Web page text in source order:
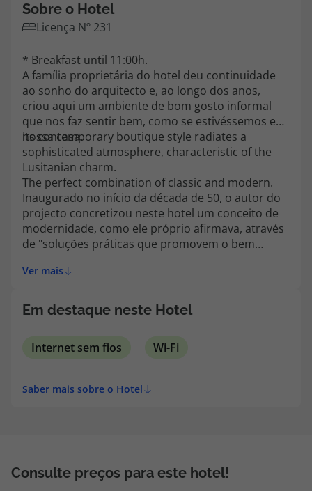
Apoio ao cliente no Estrangeiro
Custo de uma chamada para a rede fixa nacional.
A sua agência de viagens Top Atlântico tem a preocupação de estar
sempre mais perto de si, para maior comodidade e total facilidade
na marcação das suas viagens, tem ainda ao seu dispor o nosso call
center a funcionar todos os dias úteis das 10:00 às 20:00 e Sábado
das 10:00 às 14:00.
topatlantico@topatlantico.com
Sobre o Hotel
Licença Nº 231
* Breakfast until 11:00h.
A família proprietária do hotel deu continuidade
ao sonho do arquitecto e, ao longo dos anos,
criou aqui um ambiente de bom gosto informal
que nos faz sentir bem, como se estivéssemos em
nossa casa.
Its contemporary boutique style radiates a
sophisticated atmosphere, characteristic of the
Lusitanian charm.
The perfect combination of classic and modern.
Inaugurado no início da década de 50, o autor do
projecto concretizou neste hotel um conceito de
modernidade, como ele próprio afirmava, através
de "soluções práticas que promovem o bem
Ver mais
Em destaque neste Hotel
Internet sem fios Wi-Fi
Saber mais sobre o Hotel
Consulte preços para este hotel!